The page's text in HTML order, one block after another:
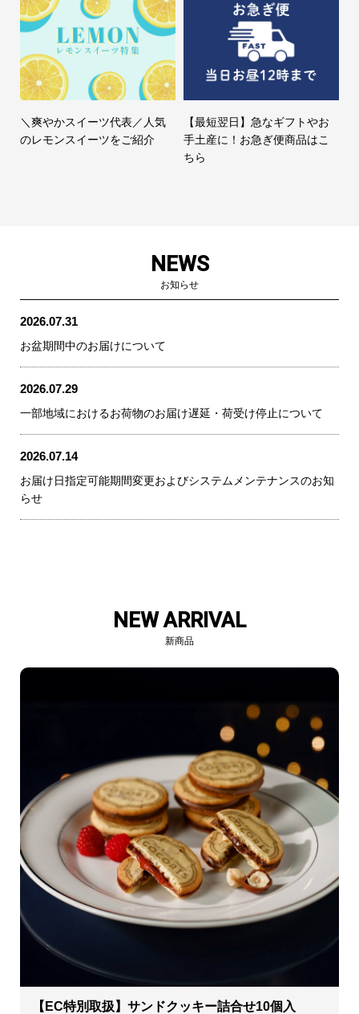
＼爽やかスイーツ代表／人気
のレモンスイーツをご紹介
【最短翌日】急なギフトやお
手土産に！お急ぎ便商品はこ
ちら
NEWS
お知らせ
2026.07.31
お盆期間中のお届けについて
2026.07.29
一部地域におけるお荷物のお届け遅延・荷受け停止について
2026.07.14
お届け日指定可能期間変更およびシステムメンテナンスのお知
らせ
NEW ARRIVAL
新商品
【EC特別取扱】サンドクッキー詰合せ10個入